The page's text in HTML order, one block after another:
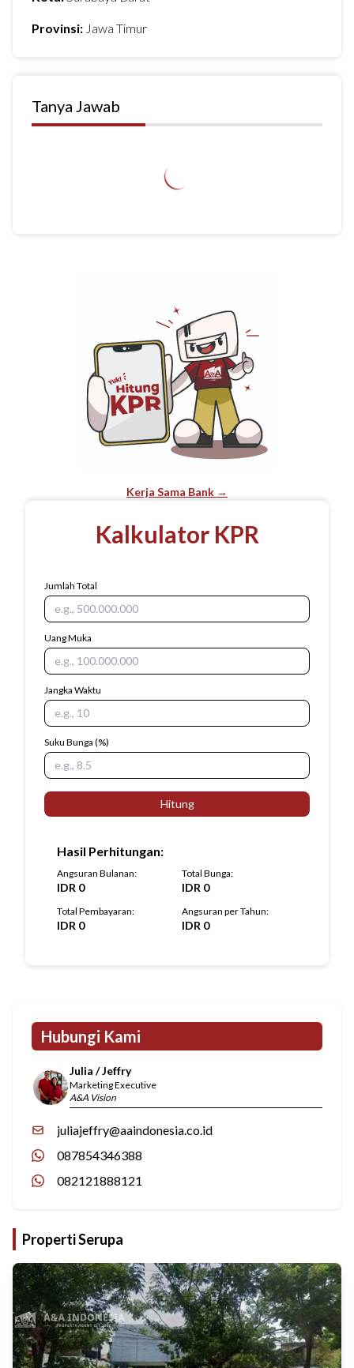
Kerja Sama Bank →
Kalkulator KPR
Jumlah Total
Uang Muka
Jangka Waktu
Suku Bunga (%)
Hitung
Hasil Perhitungan:
Angsuran Bulanan:
IDR 0
Total Bunga:
IDR 0
Total Pembayaran:
IDR 0
Angsuran per Tahun:
IDR 0
Provinsi: Jawa Timur
Tanya Jawab
Hubungi Kami
Julia / Jeffry
Marketing Executive
A&A Vision
juliajeffry@aaindonesia.co.id
087854346388
082121888121
Properti Serupa